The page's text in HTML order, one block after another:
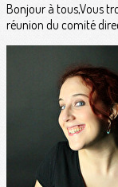
Bonjour à tous,Vous
réunion du comité